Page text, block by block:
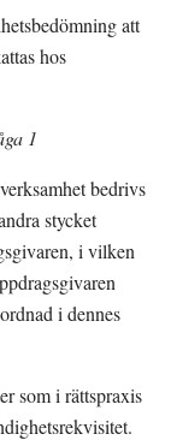
att
hos
1
bedrivs
stycket
i vilken
i dennes
som i rättspraxis